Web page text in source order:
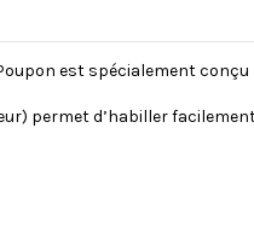
est spécialement conçu
permet d’habiller